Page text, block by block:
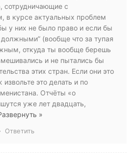
сотрудничающие с
в курсе актуальных проблем
у них не было право и если бы
(вообще что за тупая
откуда ты вообще берешь
и не пытались бы
этих стран. Если они это
извольте это делать и по
Отчёты «о
уже лет двадцать,
»
Ответить